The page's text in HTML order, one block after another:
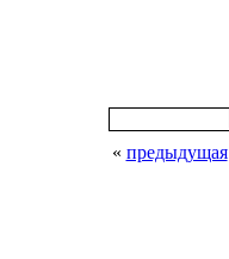
« предыдущая